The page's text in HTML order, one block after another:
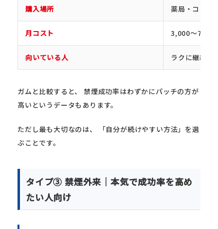
購入場所 薬局・コンビ
月コスト 3,000〜
向いている人 ラクに継続し
ガムと比較すると、 禁煙成功率はわずかにパッチの方が
高いというデータもあります。
ただし最も大切なのは、 「自分が続けやすい方法」を選
ぶことです。
タイプ③ 禁煙外来｜本気で成功率を高め
たい人向け